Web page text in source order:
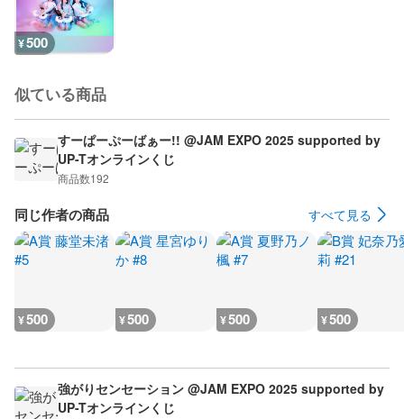
¥500
似ている商品
すーぱーぷーばぁー!! @JAM EXPO 2025 supported by
UP-Tオンラインくじ
商品数192
同じ作者の商品 すべて見る
¥500 ¥500 ¥500 ¥500
強がりセンセーション @JAM EXPO 2025 supported by
UP-Tオンラインくじ